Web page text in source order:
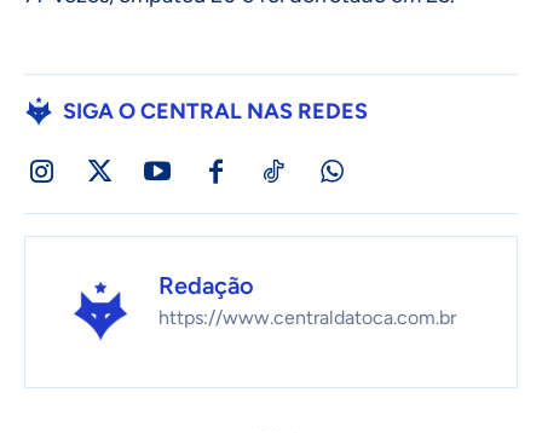
SIGA O CENTRAL NAS REDES
Redação
https://www.centraldatoca.com.br